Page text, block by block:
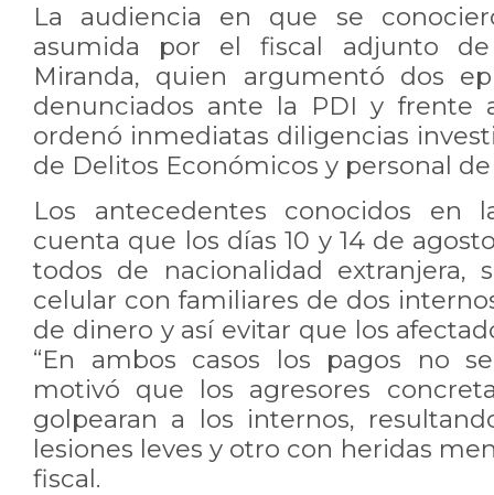
La audiencia en que se
asumida por el fiscal adjunto
Miranda, quien argumentó dos
denunciados ante la PDI y frente
ordenó inmediatas diligencias
de Delitos Económicos y personal
Los antecedentes conocidos en
cuenta que los días 10 y 14 de
todos de nacionalidad extranjera,
celular con familiares de dos
de dinero y así evitar que los
“En ambos casos los pagos no
motivó que los agresores
golpearan a los internos,
lesiones leves y otro con heridas
fiscal.